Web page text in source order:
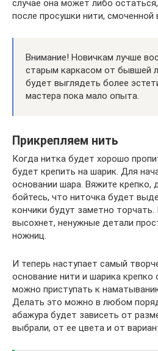
случае она может либо
после просушки нити, смоченной
Внимание! Новичкам лучше
старым каркасом от бывшей
будет выглядеть более
мастера пока мало опыта.
Прикрепляем нить
Когда нитка будет хорошо
будет крепить на шарик. Для
основании шара. Вяжите крепко,
бойтесь, что ниточка будет
кончики будут заметно торчать.
высохнет, ненужные детали
ножниц.
И теперь наступает самый
основание нити и шарика
можно приступать к
Делать это можно в любом
абажура будет зависеть от
выбрали, от ее цвета и от